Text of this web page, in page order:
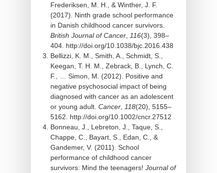
Frederiksen, M. H., & Winther, J. F.
(2017). Ninth grade school performance
in Danish childhood cancer survivors.
British Journal of Cancer
116(3), 398–
404. http://doi.org/10.1038/bjc.2016.438
Bellizzi, K. M., Smith, A., Schmidt, S.,
Keegan, T. H. M., Zebrack, B., Lynch, C.
F., … Simon, M. (2012). Positive and
negative psychosocial impact of being
diagnosed with cancer as an adolescent
or young adult. Cancer 118(20), 5155–
5162. http://doi.org/10.1002/cncr.27512
Bonneau, J., Lebreton, J., Taque, S.,
Chappe, C., Bayart, S., Edan, C., &
Gandemer, V. (2011). School
performance of childhood cancer
survivors: Mind the teenagers! Journal of